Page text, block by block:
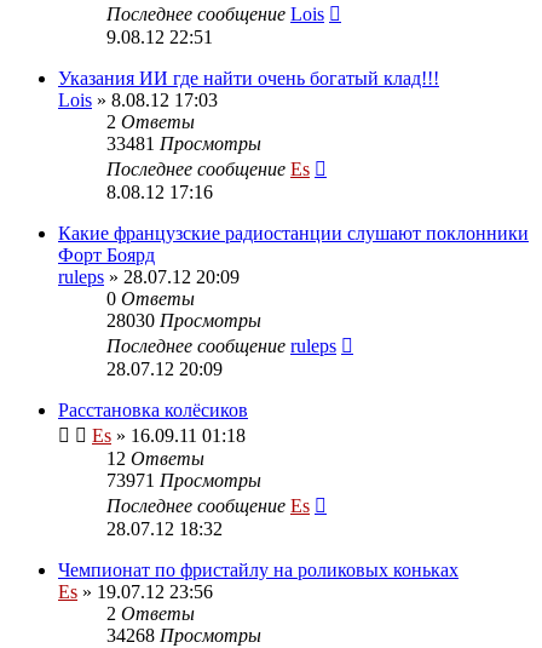
Последнее сообщение Lois
9.08.12 22:51
Указания ИИ где найти очень богатый клад!!!
Lois » 8.08.12 17:03
2 Ответы
33481 Просмотры
Последнее сообщение Es
8.08.12 17:16
Какие французские радиостанции слушают поклонники
Форт Боярд
ruleps » 28.07.12 20:09
0 Ответы
28030 Просмотры
Последнее сообщение ruleps
28.07.12 20:09
Расстановка колёсиков
Es » 16.09.11 01:18
12 Ответы
73971 Просмотры
Последнее сообщение Es
28.07.12 18:32
Чемпионат по фристайлу на роликовых коньках
Es » 19.07.12 23:56
2 Ответы
34268 Просмотры